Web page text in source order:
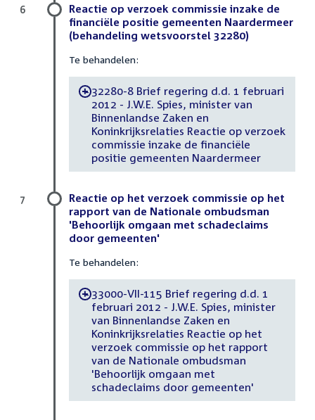
Reactie op verzoek commissie inzake de
financiële positie gemeenten Naardermeer
(behandeling wetsvoorstel 32280)
Te behandelen:
-32280-8 Brief regering d.d. 1 februari
2012 - J.W.E. Spies, minister van
Binnenlandse Zaken en
Koninkrijksrelaties Reactie op verzoek
commissie inzake de financiële
positie gemeenten Naardermeer
6
Reactie op het verzoek commissie op het
rapport van de Nationale ombudsman
'Behoorlijk omgaan met schadeclaims
door gemeenten'
Te behandelen:
-33000-VII-115 Brief regering d.d. 1
februari 2012 - J.W.E. Spies, minister
van Binnenlandse Zaken en
Koninkrijksrelaties Reactie op het
verzoek commissie op het rapport
van de Nationale ombudsman
'Behoorlijk omgaan met
schadeclaims door gemeenten'
7